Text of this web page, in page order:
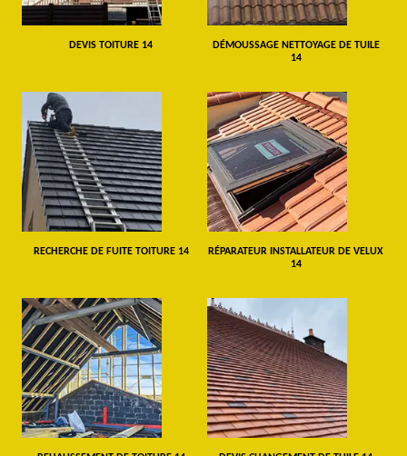
DEVIS TOITURE 14
DÉMOUSSAGE NETTOYAGE DE TUILE
14
RECHERCHE DE FUITE TOITURE 14
RÉPARATEUR INSTALLATEUR DE VELUX
14